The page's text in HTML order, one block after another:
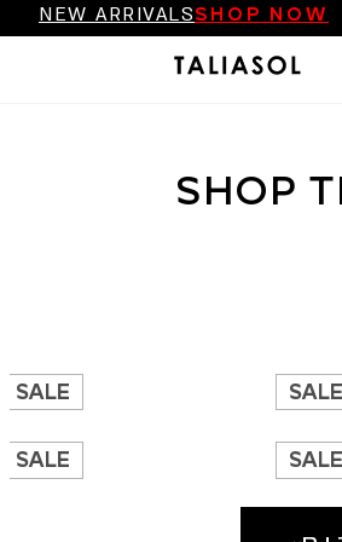
Skip to
NEW ARRIVALSSHOP NOW
NEW ARRIVALSSHOP NOW
SHOP
SALE
SALE
SALE
SALE